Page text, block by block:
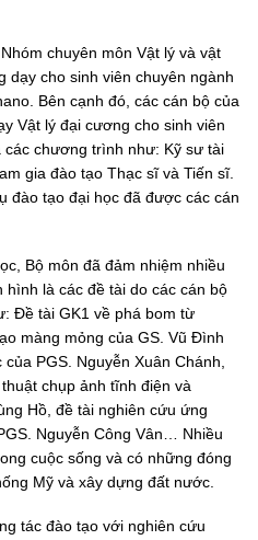
chuyên môn Vật lý và vật
dạy cho sinh viên chuyên ngành
Bên cạnh đó, các cán bộ của
Vật lý đại cương cho sinh viên
chương trình như: Kỹ sư tài
gia đào tạo Thạc sĩ và Tiến sĩ.
đào tạo đại học đã được các cán
Bộ môn đã đảm nhiệm nhiều
là các đề tài do các cán bộ
Đề tài GK1 về phá bom từ
màng mỏng của GS. Vũ Đình
PGS. Nguyễn Xuân Chánh,
chụp ảnh tĩnh điện và
Hồ, đề tài nghiên cứu ứng
Nguyễn Công Vân… Nhiều
cuộc sống và có những đóng
Mỹ và xây dựng đất nước.
tác đào tạo với nghiên cứu